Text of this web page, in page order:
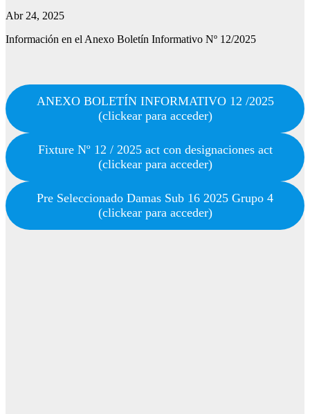
Abr 24, 2025
Información en el Anexo Boletín Informativo Nº 12/2025
ANEXO BOLETÍN INFORMATIVO 12 /2025
(clickear para acceder)
Fixture Nº 12 / 2025 act con designaciones act
(clickear para acceder)
Pre Seleccionado Damas Sub 16 2025 Grupo 4
(clickear para acceder)